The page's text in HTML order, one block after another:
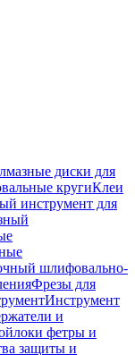
диски для
кругиКлеи
инструмент для
шлифовально-
Фрезы для
Инструмент
и
фетры и
защиты и